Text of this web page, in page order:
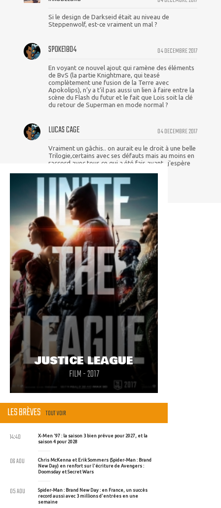
Si le design de Darkseid était au niveau de
Steppenwolf, est-ce vraiment un mal ?
04 DECEMBRE 2017
SPOKE1804
En voyant ce nouvel ajout qui ramène des éléments
de BvS (la partie Knightmare, qui teasé
complètement une fusion de la Terre avec
Apokolips), n’y a t’il pas aussi un lien à faire entre la
scène du Flash du futur et le fait que Lois soit la clé
du retour de Superman en mode normal ?
04 DECEMBRE 2017
LUCAS CAGE
Vraiment un gâchis.. on aurait eu le droit à une belle
Trilogie,certains avec ses défauts mais au moins en
raccord avec tous ce qui a été fais avant.. j'espère
JUSTICE LEAGUE
FILM - 2017
LES BRÈVES TOUT VOIR
X-Men '97 : la saison 3 bien prévue pour 2027, et la
saison 4 pour 2028
14:40
Chris McKenna et Erik Sommers (Spider-Man : Brand
New Day) en renfort sur l'écriture de Avengers :
Doomsday et Secret Wars
06 AOU
Spider-Man : Brand New Day : en France, un succès
record aussi avec 3 millions d'entrées en une
semaine
05 AOU